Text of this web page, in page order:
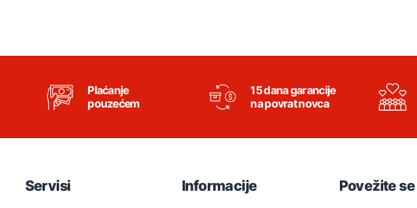
Plaćanje
pouzećem
15 dana garancije
na povrat novca
Servisi Informacije Povežite se